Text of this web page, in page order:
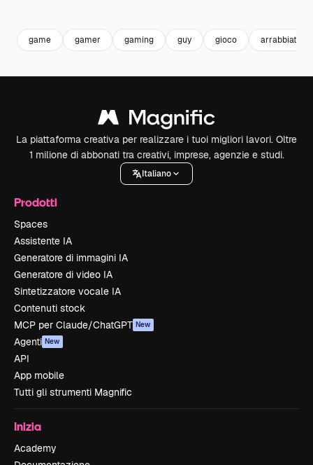
game gamer gaming guy gioco arrabbiato
La piattaforma creativa per realizzare i tuoi migliori lavori. Oltre
1 milione di abbonati tra creativi, imprese, agenzie e studi.
Italiano
Prodotti
Spaces
Assistente IA
Generatore di immagini IA
Generatore di video IA
Sintetizzatore vocale IA
Contenuti stock
MCP per Claude/ChatGPT New
Agenti New
API
App mobile
Tutti gli strumenti Magnific
Inizia
Academy